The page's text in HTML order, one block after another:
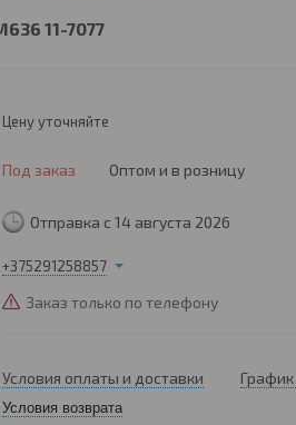
11-7077
Цену уточняйте
Под заказ Оптом и в розницу
Отправка с 14 августа 2026
+375291258857
Заказ только по телефону
Условия оплаты и доставки
Условия возврата